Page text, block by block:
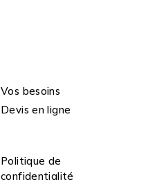
Vos besoins
Devis en ligne
Politique de
confidentialité